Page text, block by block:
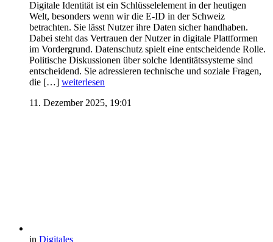
Digitale Identität ist ein Schlüsselelement in der heutigen
Welt, besonders wenn wir die E-ID in der Schweiz
betrachten. Sie lässt Nutzer ihre Daten sicher handhaben.
Dabei steht das Vertrauen der Nutzer in digitale Plattformen
im Vordergrund. Datenschutz spielt eine entscheidende Rolle.
Politische Diskussionen über solche Identitätssysteme sind
entscheidend. Sie adressieren technische und soziale Fragen,
die […] weiterlesen
11. Dezember 2025, 19:01
in Digitales